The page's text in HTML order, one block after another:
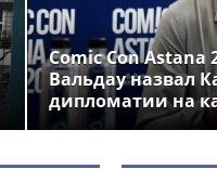
Comic Con Astana
Вальдау назвал
дипломатии на